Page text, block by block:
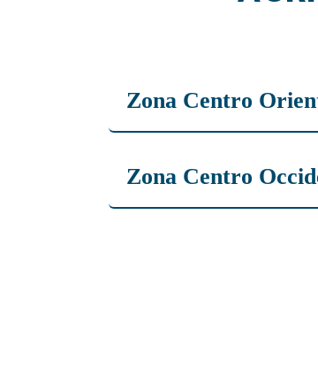
Zona Centro
Zona Centro